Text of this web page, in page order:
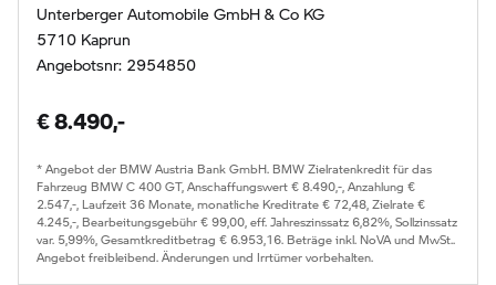
Unterberger Automobile GmbH & Co KG
5710 Kaprun
Angebotsnr: 2954850
€ 8.490,-
* Angebot der BMW Austria Bank GmbH. BMW Zielratenkredit für das
Fahrzeug BMW C 400 GT, Anschaffungswert € 8.490,-, Anzahlung €
2.547,-, Laufzeit 36 Monate, monatliche Kreditrate € 72,48, Zielrate €
4.245,-, Bearbeitungsgebühr € 99,00, eff. Jahreszinssatz 6,82%, Sollzinssatz
var. 5,99%, Gesamtkreditbetrag € 6.953,16. Beträge inkl. NoVA und MwSt..
Angebot freibleibend. Änderungen und Irrtümer vorbehalten.